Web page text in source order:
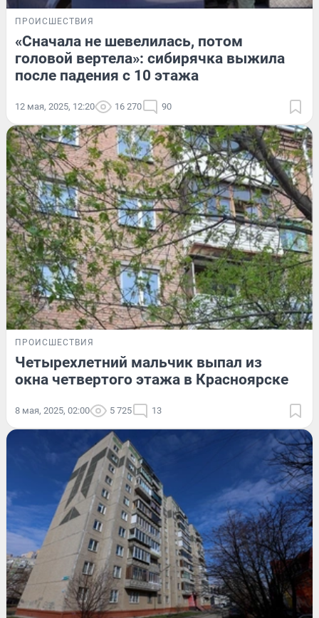
ПРОИСШЕСТВИЯ
«Сначала не шевелилась, потом
головой вертела»: сибирячка выжила
после падения с 10 этажа
12 мая, 2025, 12:20 16 270 90
ПРОИСШЕСТВИЯ
Четырехлетний мальчик выпал из
окна четвертого этажа в Красноярске
8 мая, 2025, 02:00 5 725 13